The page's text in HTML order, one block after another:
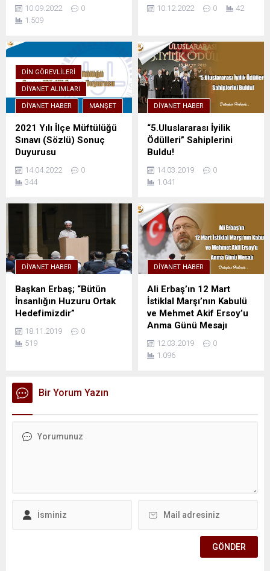
10.09.2022
0
1.509
10.12.2022 0 42
DIN GÖREVLILERI
DIYANET ALIMLARI
DIYANET HABER MANŞET
2021 Yılı İlçe Müftülüğü
Sınavı (Sözlü) Sonuç
Duyurusu
14.04.2022
0
344
DIYANET HABER
“5.Uluslararası İyilik
Ödülleri” Sahiplerini
Buldu!
14.03.2019
0
1.041
DIYANET HABER
Başkan Erbaş; “Bütün
İnsanlığın Huzuru Ortak
Hedefimizdir”
18.11.2019
0
519
DIYANET HABER
Ali Erbaş’ın 12 Mart
İstiklal Marşı’nın Kabulü
ve Mehmet Akif Ersoy’u
Anma Günü Mesajı
12.03.2019
0
1.096
Bir Yorum Yazın